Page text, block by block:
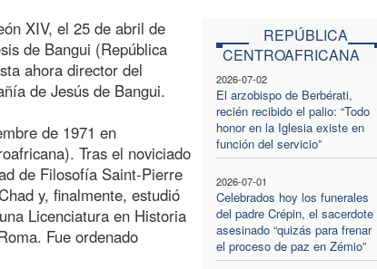
REPÚBLICA
CENTROAFRICANA
2026-07-02
El arzobispo de Berbérati,
recién recibido el palio: “Todo
honor en la Iglesia existe en
función del servicio”
2026-07-01
Celebrados hoy los funerales
del padre Crépin, el sacerdote
asesinado “quizás para frenar
el proceso de paz en Zémio”
XIV, el 25 de abril de
de Bangui (República
ahora director del
de Jesús de Bangui.
de 1971 en
Tras el noviciado
de Filosofía Saint-Pierre
y, finalmente, estudió
Licenciatura en Historia
Fue ordenado